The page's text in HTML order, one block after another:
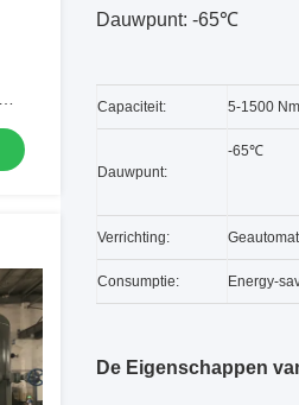
Dauwpunt: -65℃
Capaciteit: 5-1500
Dauwpunt:
-65℃
Verrichting:
Consumptie: Energy-
De Eigenschappen